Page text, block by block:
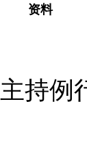
资料
持例